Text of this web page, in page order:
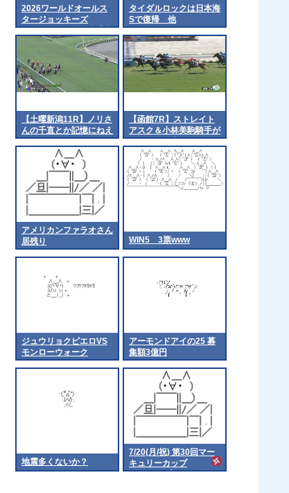
2026ワールドオールス
タージョッキーズ
（WASJ）の出場騎手決
タイダルロックは日本海
Sで復帰 他
【土曜新潟11R】ノリさ
んの千直とか記憶にねえ
な
【函館7R】ストレイト
アスク＆小林美駒騎手が
ｷﾀ━━━━(ﾟ
∀ﾟ)━━━━!!
アメリカンファラオさん
居残り
WIN5 3票www
ジュウリョクピエロVS
モンローウォーク
アーモンドアイの25 募
集額3億円
地震多くないか？
7/20(月/祝) 第30回マー
キュリーカップ
（Jpn3）【18:15発走予